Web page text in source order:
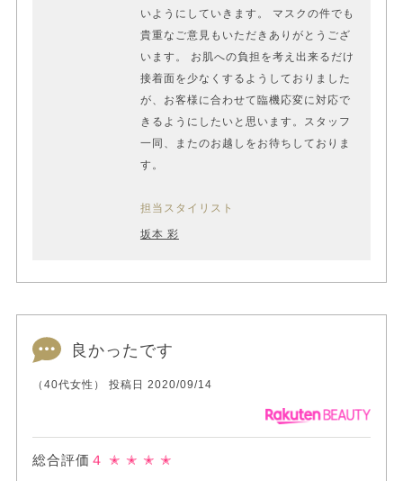
いようにしていきます。 マスクの件でも
貴重なご意見もいただきありがとうござ
います。 お肌への負担を考え出来るだけ
接着面を少なくするようしておりました
が、お客様に合わせて臨機応変に対応で
きるようにしたいと思います。スタッフ
一同、またのお越しをお待ちしておりま
す。
担当スタイリスト
坂本 彩
良かったです
（40代女性） 投稿日 2020/09/14
総合評価 ４ ✭ ✭ ✭ ✭